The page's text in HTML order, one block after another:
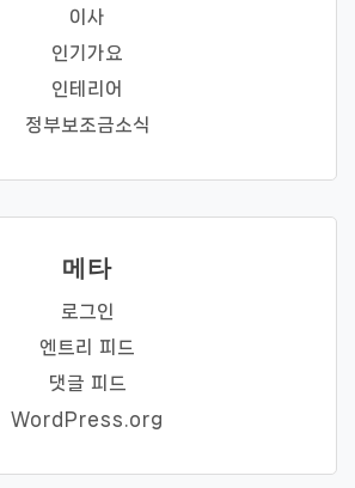
이사
인기가요
인테리어
정부보조금소식
메타
로그인
엔트리 피드
댓글 피드
WordPress.org